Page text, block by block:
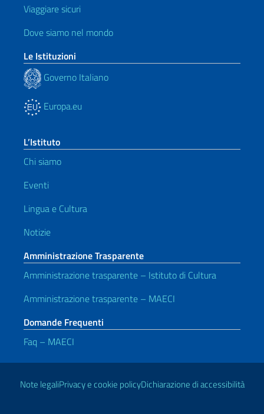
Viaggiare sicuri
Dove siamo nel mondo
Le Istituzioni
Governo Italiano
Europa.eu
L’Istituto
Chi siamo
Eventi
Lingua e Cultura
Notizie
Amministrazione Trasparente
Amministrazione trasparente – Istituto di Cultura
Amministrazione trasparente – MAECI
Domande Frequenti
Faq – MAECI
Link Utili
Note legaliPrivacy e cookie policyDichiarazione di accessibilità